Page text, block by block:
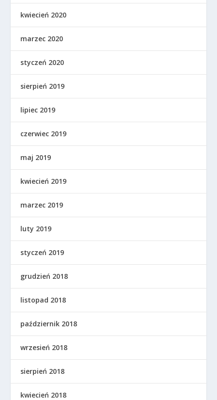
kwiecień 2020
marzec 2020
styczeń 2020
sierpień 2019
lipiec 2019
czerwiec 2019
maj 2019
kwiecień 2019
marzec 2019
luty 2019
styczeń 2019
grudzień 2018
listopad 2018
październik 2018
wrzesień 2018
sierpień 2018
kwiecień 2018